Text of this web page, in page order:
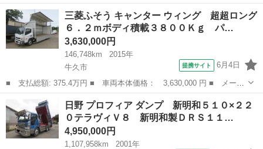
ー名： 三菱ふそう ■ 車種名： キャンター ■ グレード名： ア
ルミ２段アオリ セミロング垂直ＰＧ 極東製パワーゲートＶ６０１
Ｂ型・昇...
茨城 牛久市 その他
三菱ふそう キャンター ウィング 超超ロング
６．２ｍボディ積載３８００Ｋｇ パ…
3,630,000円
146,748km
2015年
牛久市
提携サイト 6月4日
■ 支払総額: 375.4万円 ■ 車両本体価格： 3,630,000 円 ■ メーカ
ー名： 三菱ふそう ■ 車種名： キャンター ■ グレード名： ウ
ィング 超超ロング６．２ｍボディ積載３８００Ｋｇ パブコ製、２
段ラッシ...
牛久市 その他
日野 プロフィア ダンプ 新明和５１０×２２
０テラヴィＶ８ 新明和製ＤＲＳ１１…
4,950,000円
1,107,958km
2001年